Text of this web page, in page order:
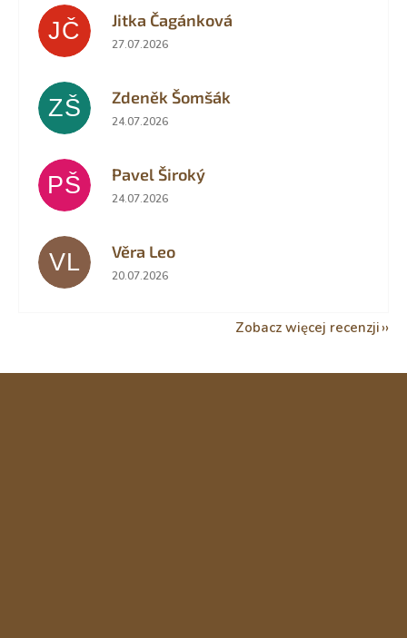
JČ Jitka Čagánková
Ocena sklepu to 5 na 5 gwiazdek.
27.07.2026
ZŠ Zdeněk Šomšák
Ocena sklepu to 5 na 5 gwiazdek.
24.07.2026
PŠ Pavel Široký
Ocena sklepu to 5 na 5 gwiazdek.
24.07.2026
VL Věra Leo
Ocena sklepu to 5 na 5 gwiazdek.
20.07.2026
Zobacz więcej recenzji